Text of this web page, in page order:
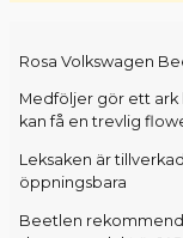
Rosa Volkswagen
Medföljer gör ett ark
kan få en trevlig
Leksaken är
öppningsbara
Beetlen